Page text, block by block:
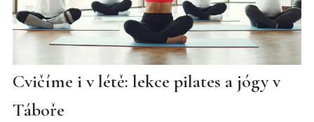
Cvičíme i v létě: lekce pilates a jógy v
Táboře